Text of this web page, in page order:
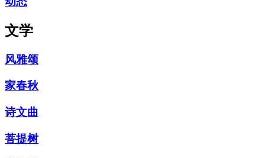
文学
风雅颂
家春秋
诗文曲
菩提树